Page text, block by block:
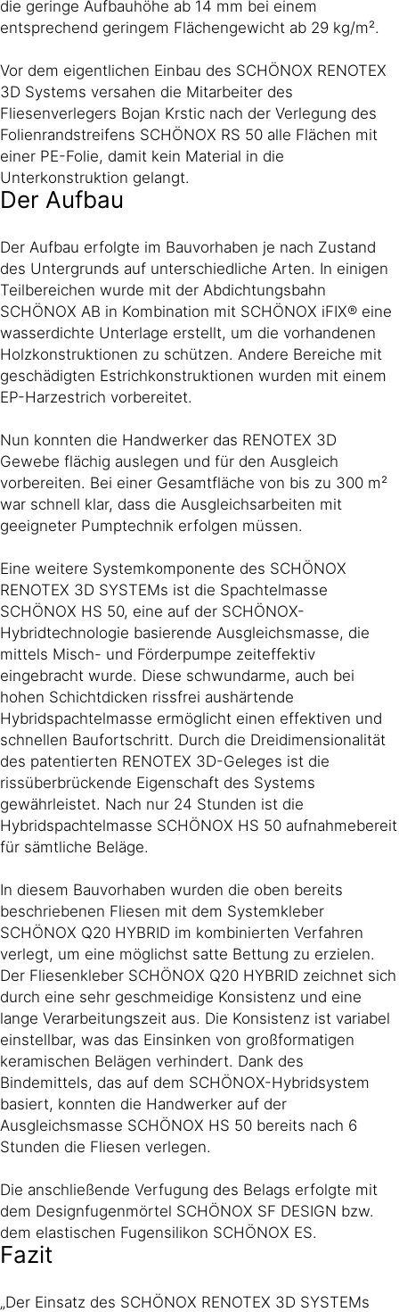
die geringe Aufbauhöhe ab 14 mm bei einem
entsprechend geringem Flächengewicht ab 29 kg/m².
Vor dem eigentlichen Einbau des SCHÖNOX RENOTEX
3D Systems versahen die Mitarbeiter des
Fliesenverlegers Bojan Krstic nach der Verlegung des
Folienrandstreifens SCHÖNOX RS 50 alle Flächen mit
einer PE-Folie, damit kein Material in die
Unterkonstruktion gelangt.
Der Aufbau
Der Aufbau erfolgte im Bauvorhaben je nach Zustand
des Untergrunds auf unterschiedliche Arten. In einigen
Teilbereichen wurde mit der Abdichtungsbahn
SCHÖNOX AB in Kombination mit SCHÖNOX iFIX® eine
wasserdichte Unterlage erstellt, um die vorhandenen
Holzkonstruktionen zu schützen. Andere Bereiche mit
geschädigten Estrichkonstruktionen wurden mit einem
EP-Harzestrich vorbereitet.
Nun konnten die Handwerker das RENOTEX 3D
Gewebe flächig auslegen und für den Ausgleich
vorbereiten. Bei einer Gesamtfläche von bis zu 300 m²
war schnell klar, dass die Ausgleichsarbeiten mit
geeigneter Pumptechnik erfolgen müssen.
Eine weitere Systemkomponente des SCHÖNOX
RENOTEX 3D SYSTEMs ist die Spachtelmasse
SCHÖNOX HS 50, eine auf der SCHÖNOX-
Hybridtechnologie basierende Ausgleichsmasse, die
mittels Misch- und Förderpumpe zeiteffektiv
eingebracht wurde. Diese schwundarme, auch bei
hohen Schichtdicken rissfrei aushärtende
Hybridspachtelmasse ermöglicht einen effektiven und
schnellen Baufortschritt. Durch die Dreidimensionalität
des patentierten RENOTEX 3D-Geleges ist die
rissüberbrückende Eigenschaft des Systems
gewährleistet. Nach nur 24 Stunden ist die
Hybridspachtelmasse SCHÖNOX HS 50 aufnahmebereit
für sämtliche Beläge.
In diesem Bauvorhaben wurden die oben bereits
beschriebenen Fliesen mit dem Systemkleber
SCHÖNOX Q20 HYBRID im kombinierten Verfahren
verlegt, um eine möglichst satte Bettung zu erzielen.
Der Fliesenkleber SCHÖNOX Q20 HYBRID zeichnet sich
durch eine sehr geschmeidige Konsistenz und eine
lange Verarbeitungszeit aus. Die Konsistenz ist variabel
einstellbar, was das Einsinken von großformatigen
keramischen Belägen verhindert. Dank des
Bindemittels, das auf dem SCHÖNOX-Hybridsystem
basiert, konnten die Handwerker auf der
Ausgleichsmasse SCHÖNOX HS 50 bereits nach 6
Stunden die Fliesen verlegen.
Die anschließende Verfugung des Belags erfolgte mit
dem Designfugenmörtel SCHÖNOX SF DESIGN bzw.
dem elastischen Fugensilikon SCHÖNOX ES.
Fazit
„Der Einsatz des SCHÖNOX RENOTEX 3D SYSTEMs